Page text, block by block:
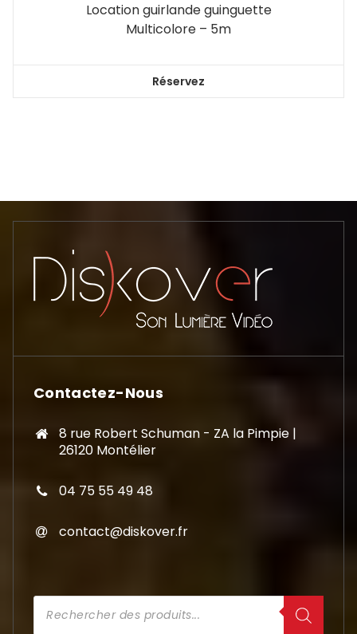
Location guirlande guinguette
Multicolore – 5m
Réservez
Contactez-Nous
8 rue Robert Schuman - ZA la Pimpie |
26120 Montélier
04 75 55 49 48
contact@diskover.fr
Recherche
de